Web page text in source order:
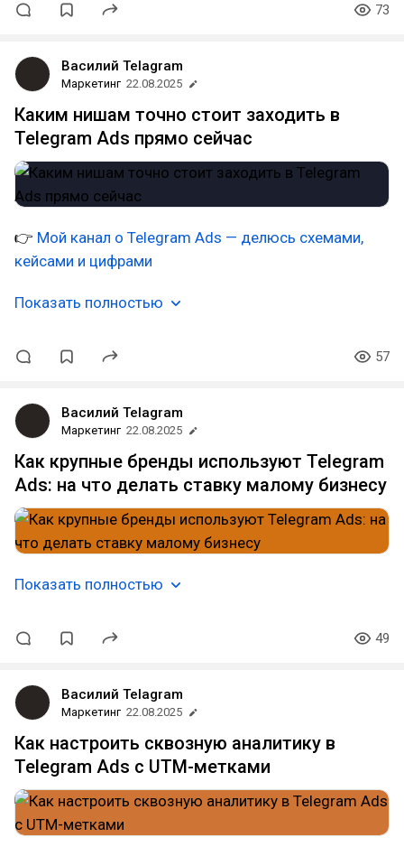
73
Василий Telagram
Маркетинг 22.08.2025
Каким нишам точно стоит заходить в
Telegram Ads прямо сейчас
👉 Мой канал о Telegram Ads — делюсь схемами,
кейсами и цифрами
Показать полностью
57
Василий Telagram
Маркетинг 22.08.2025
Как крупные бренды используют Telegram
Ads: на что делать ставку малому бизнесу
Показать полностью
49
Василий Telagram
Маркетинг 22.08.2025
Как настроить сквозную аналитику в
Telegram Ads с UTM-метками